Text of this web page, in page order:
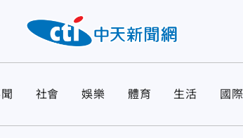
社會 娛樂 體育 生活 國際